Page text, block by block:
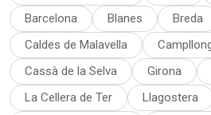
Barcelona
Blanes
Breda
Caldes de Malavella
Cassà de la Selva
Girona
La Cellera de Ter
Llagostera